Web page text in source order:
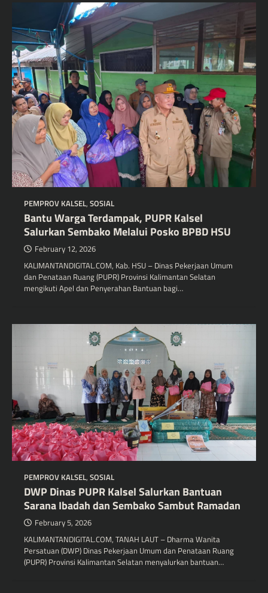
PEMPROV KALSEL, SOSIAL
Bantu Warga Terdampak, PUPR Kalsel
Salurkan Sembako Melalui Posko BPBD HSU
February 12, 2026
KALIMANTANDIGITAL.COM, Kab. HSU – Dinas Pekerjaan Umum
dan Penataan Ruang (PUPR) Provinsi Kalimantan Selatan
mengikuti Apel dan Penyerahan Bantuan bagi…
PEMPROV KALSEL, SOSIAL
DWP Dinas PUPR Kalsel Salurkan Bantuan
Sarana Ibadah dan Sembako Sambut Ramadan
February 5, 2026
KALIMANTANDIGITAL.COM, TANAH LAUT – Dharma Wanita
Persatuan (DWP) Dinas Pekerjaan Umum dan Penataan Ruang
(PUPR) Provinsi Kalimantan Selatan menyalurkan bantuan…